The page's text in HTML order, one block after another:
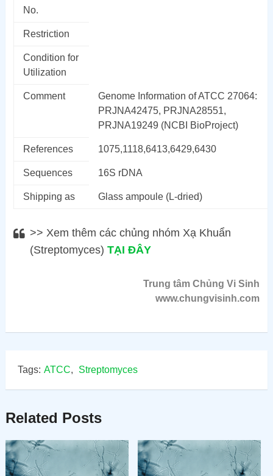
No.
Restriction
Condition for
Utilization
Comment
Genome Information of ATCC 27064:
PRJNA42475, PRJNA28551,
PRJNA19249 (NCBI BioProject)
References 1075,1118,6413,6429,6430
Sequences 16S rDNA
Shipping as Glass ampoule (L-dried)
>> Xem thêm các chủng nhóm Xạ Khuẩn
(Streptomyces) TẠI ĐÂY
Trung tâm Chủng Vi Sinh
www.chungvisinh.com
Tags: ATCC, Streptomyces
Related Posts